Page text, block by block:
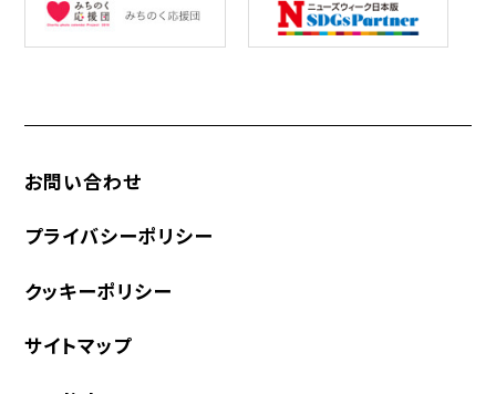
お問い合わせ
プライバシーポリシー
クッキーポリシー
サイトマップ